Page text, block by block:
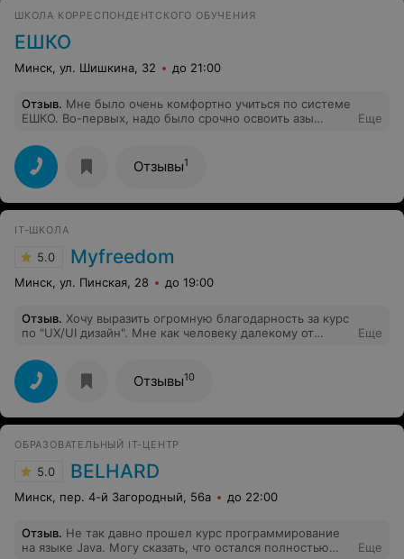
ШКОЛА КОРРЕСПОНДЕНТСКОГО ОБУЧЕНИЯ
ЕШКО
Минск, ул. Шишкина, 32 до 21:00
Отзыв. Мне было очень комфортно учиться по системе
ЕШКО. Во-первых, надо было срочно освоить азы
меня не было. Во-вторых, очень доступно и интересно
изложен материал (польский - мой 3й иностранный ,
так что есть с чем сравнивать). В-третьих. понравилась
работа с удаленным преподавателем. Очень
современный подход.
Еще
Отзывы1
IT-ШКОЛА
5.0 Myfreedom
Минск, ул. Пинская, 28 до 19:00
Отзыв. Хочу выразить огромную благодарность за курс
по "UX/UI дизайн". Мне как человеку далекому от
курс длится несколько месяцев, то будет просто.
Информации много, информация часто непростая, и
что примечательно- очень насыщенная. Домашние
задания объемные и интересные. За что отдельно
хочется поблагодарить, так это за подход к обучению!
реальных проектах, вы обязательно попробуете уже
здесь. И конечно нельзя не выделить терпение
преподавателя=) В целом, было круто!
Еще
Отзывы10
ОБРАЗОВАТЕЛЬНЫЙ IT-ЦЕНТР
5.0 BELHARD
Минск, пер. 4-й Загородный, 56а до 22:00
Отзыв. Не так давно прошел курс программирование
на языке Java. Могу сказать, что остался полностью
Еще